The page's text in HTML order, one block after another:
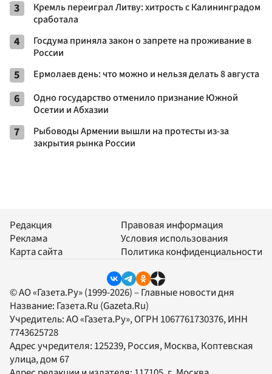
3
Кремль переиграл Литву: хитрость с Калининградом
сработала
4
Госдума приняла закон о запрете на проживание в
России
5 Ермолаев день: что можно и нельзя делать 8 августа
6
Одно государство отменило признание Южной
Осетии и Абхазии
7
Рыбоводы Армении вышли на протесты из-за
закрытия рынка России
Редакция
Реклама
Карта сайта
Правовая информация
Условия использования
Политика конфиденциальности
© АО «Газета.Ру» (1999-2026) – Главные новости дня
Название: Газета.Ru (Gazeta.Ru)
Учредитель:АО «Газета.Ру», ОГРН 1067761730376, ИНН
7743625728
Адрес учредителя: 125239, Россия, Москва, Коптевская
улица, дом 67